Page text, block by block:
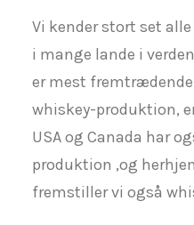
Vi kender stort set
i mange lande i
er mest
whiskey-produktion,
USA og Canada har
produktion ,og
fremstiller vi også